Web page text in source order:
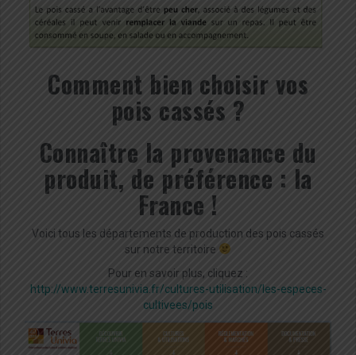
Comment bien choisir vos
pois cassés ?
Connaître la provenance du
produit, de préférence : la
France !
Voici tous les départements de production des pois cassés
sur notre territoire
Pour en savoir plus, cliquez :
http://www.terresunivia.fr/cultures-utilisation/les-especes-
cultivees/pois